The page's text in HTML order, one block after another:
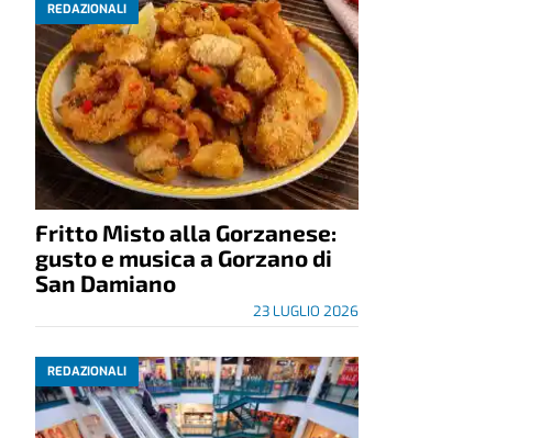
REDAZIONALI
Fritto Misto alla Gorzanese:
gusto e musica a Gorzano di
San Damiano
23 LUGLIO 2026
REDAZIONALI